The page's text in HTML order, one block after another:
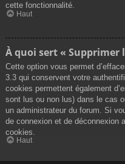
cette fonctionnalité.
Haut
À quoi sert « Supprimer
Cette option vous permet
3.3 qui conservent votre
cookies permettent également
sont lus ou non lus) dans le cas
un administrateur du forum. Si
de connexion et de déconnexion
cookies.
Haut